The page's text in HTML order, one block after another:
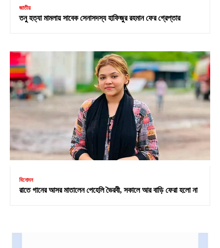
জাতীয়
তনু হত্যা মামলায় সাবেক সেনাসদস্য হাফিজুর রহমান ফের গ্রেপ্তার
বিনোদন
রাতে গানের আসর মাতালেন পেহেলি ভৈরবী, সকালে আর বাড়ি ফেরা হলো না